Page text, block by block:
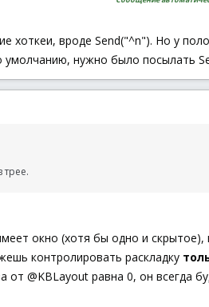
хоткеи, вроде Send("^n"). Но у
умолчанию, нужно было посылать
трее.
окно (хотя бы одно и скрытое),
контролировать раскладку
от @KBLayout равна 0, он всегда